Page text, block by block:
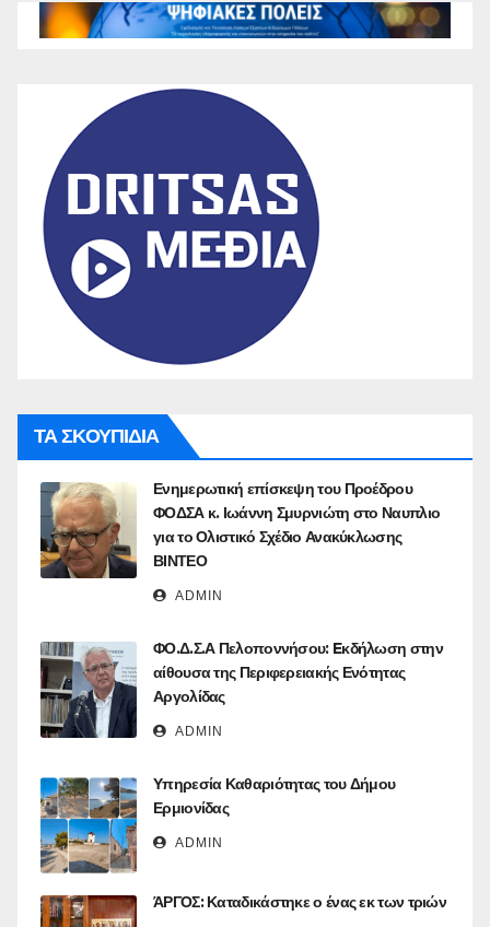
ΤΑ ΣΚΟΥΠΙΔΙΑ
Ενημερωτική επίσκεψη του Προέδρου
ΦΟΔΣΑ κ. Ιωάννη Σμυρνιώτη στο Ναυπλιο
για το Ολιστικό Σχέδιο Ανακύκλωσης
ΒΙΝΤΕΟ
ADMIN
ΦΟ.Δ.Σ.Α Πελοποννήσου: Eκδήλωση στην
αίθουσα της Περιφερειακής Ενότητας
Αργολίδας
ADMIN
Υπηρεσία Καθαριότητας του Δήμου
Ερμιονίδας
ADMIN
ΆΡΓΟΣ: Καταδικάστηκε ο ένας εκ των τριών